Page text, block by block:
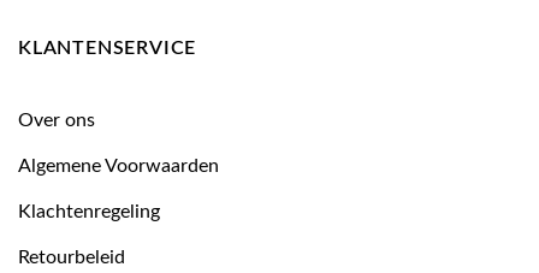
KLANTENSERVICE
Over ons
Algemene Voorwaarden
Klachtenregeling
Retourbeleid